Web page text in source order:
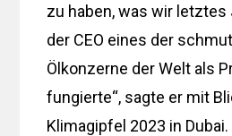
zu haben, was wir letztes
der CEO eines der
Ölkonzerne der Welt als
fungierte“, sagte er mit
Klimagipfel 2023 in Dubai.